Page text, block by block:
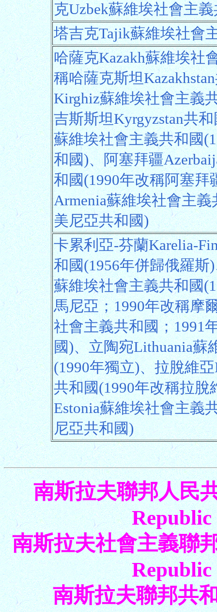
克Uzbek蘇維埃社會主
塔吉克Tajik蘇維埃社會
哈薩克Kazakh蘇維埃社
稱哈薩克斯坦
Kirghiz蘇維埃社會主義
吉斯斯坦Kyrgyzstan共
蘇維埃社會主義共和國
和國)、阿塞拜疆
和國(1990年改稱阿塞拜
Armenia蘇維埃社會主
美尼亞共和國)
卡累利亞-芬蘭Karelia-
和國(1956年併歸俄羅斯
蘇維埃社會主義共和國
馬尼亞；1990年改稱摩
社會主義共和國；1991
國)、立陶宛Lithuania蘇
(1990年獨立)、拉脫維
共和國(1990年改稱拉
Estonia蘇維埃社會主義
尼亞共和國)
南斯拉夫聯邦人民
Republic
南斯拉夫社會主義聯
Republic
南斯拉夫聯邦共